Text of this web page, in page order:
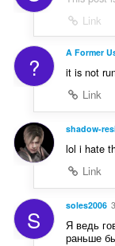
Link
? A Former
it is not
Link
shadow-
lol i hate
Link
S soles2006
Я ведь
раньше